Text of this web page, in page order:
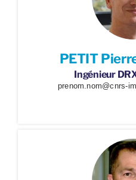
PETIT
Ingénieur
prenom.nom@cnrs-